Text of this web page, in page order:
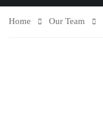
Home Our Team